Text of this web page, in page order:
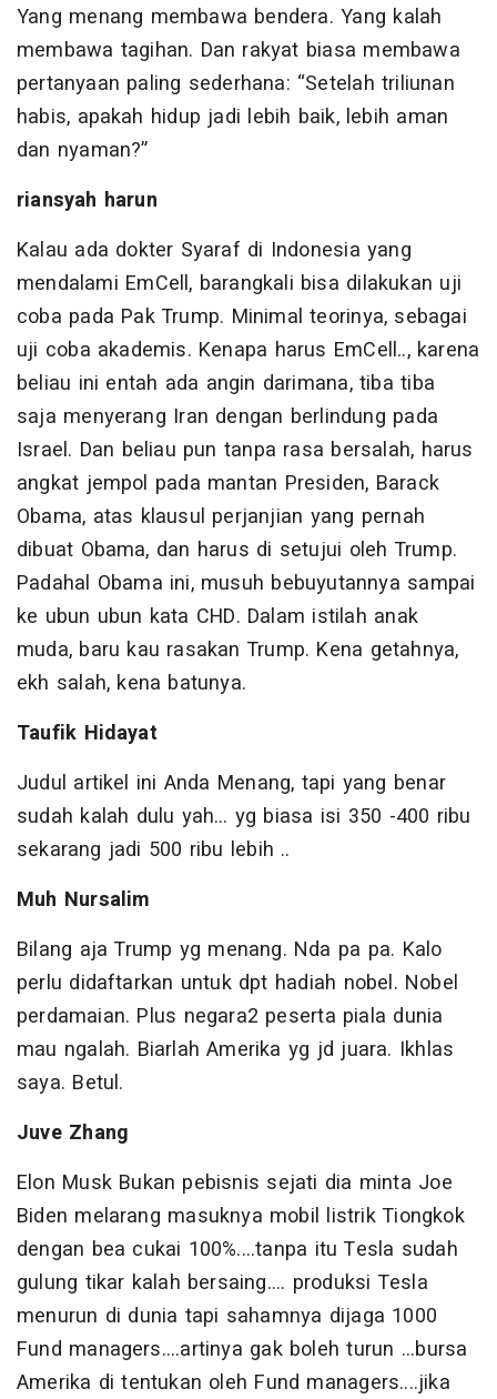
Yang menang membawa bendera. Yang kalah
membawa tagihan. Dan rakyat biasa membawa
pertanyaan paling sederhana: “Setelah triliunan
habis, apakah hidup jadi lebih baik, lebih aman
dan nyaman?”
riansyah harun
Kalau ada dokter Syaraf di Indonesia yang
mendalami EmCell, barangkali bisa dilakukan uji
coba pada Pak Trump. Minimal teorinya, sebagai
uji coba akademis. Kenapa harus EmCell.., karena
beliau ini entah ada angin darimana, tiba tiba
saja menyerang Iran dengan berlindung pada
Israel. Dan beliau pun tanpa rasa bersalah, harus
angkat jempol pada mantan Presiden, Barack
Obama, atas klausul perjanjian yang pernah
dibuat Obama, dan harus di setujui oleh Trump.
Padahal Obama ini, musuh bebuyutannya sampai
ke ubun ubun kata CHD. Dalam istilah anak
muda, baru kau rasakan Trump. Kena getahnya,
ekh salah, kena batunya.
Taufik Hidayat
Judul artikel ini Anda Menang, tapi yang benar
sudah kalah dulu yah… yg biasa isi 350 -400 ribu
sekarang jadi 500 ribu lebih ..
Muh Nursalim
Bilang aja Trump yg menang. Nda pa pa. Kalo
perlu didaftarkan untuk dpt hadiah nobel. Nobel
perdamaian. Plus negara2 peserta piala dunia
mau ngalah. Biarlah Amerika yg jd juara. Ikhlas
saya. Betul.
Juve Zhang
Elon Musk Bukan pebisnis sejati dia minta Joe
Biden melarang masuknya mobil listrik Tiongkok
dengan bea cukai 100%....tanpa itu Tesla sudah
gulung tikar kalah bersaing.... produksi Tesla
menurun di dunia tapi sahamnya dijaga 1000
Fund managers....artinya gak boleh turun ...bursa
Amerika di tentukan oleh Fund managers....jika